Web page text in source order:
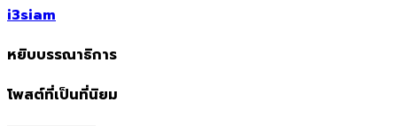
i3siam
หยิบบรรณาธิการ
โพสต์ที่เป็นที่นิยม